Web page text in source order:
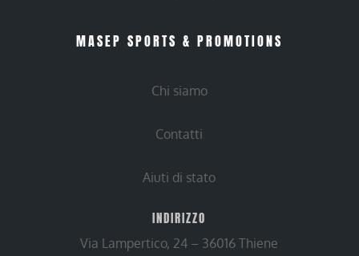
MASEP SPORTS & PROMOTIONS
Chi siamo
Contatti
Aiuti di stato
INDIRIZZO
Via Lampertico, 24 – 36016 Thiene